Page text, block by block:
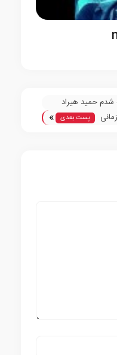
حمید هیراد
پست بعدی »